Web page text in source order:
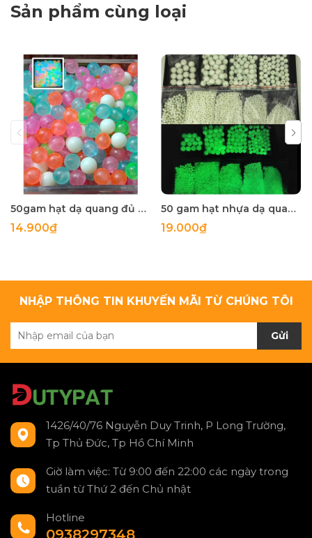
Sản phẩm cùng loại
50gam hạt dạ quang đủ màu 6mm, 8mm, 10mm, 12mm, hạt nhựa tròn
14.900₫
50 gam hạt nhựa dạ quang tròn đủ size 4mm, 5mm, 6mm, 8mm, 10mm, 12mm, 14mm, 16mm ,18mm , 10mm, 22mm, 25mm
19.000₫
NHẬP THÔNG TIN KHUYẾN MÃI TỪ CHÚNG TÔI
Gửi
1426/40/76 Nguyễn Duy Trinh, P Long Trường,
Tp Thủ Đức, Tp Hồ Chí Minh
Giờ làm việc: Từ 9:00 đến 22:00 các ngày trong
tuần từ Thứ 2 đến Chủ nhật
Hotline